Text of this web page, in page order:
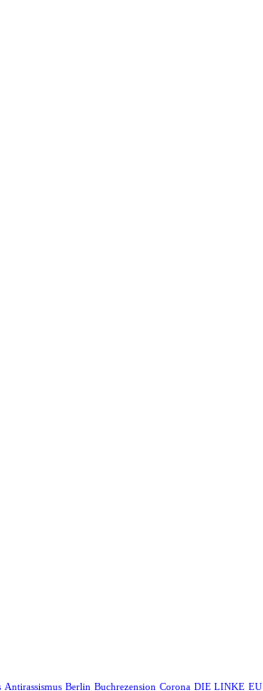
Antirassismus Berlin Buchrezension Corona DIE LINKE EU